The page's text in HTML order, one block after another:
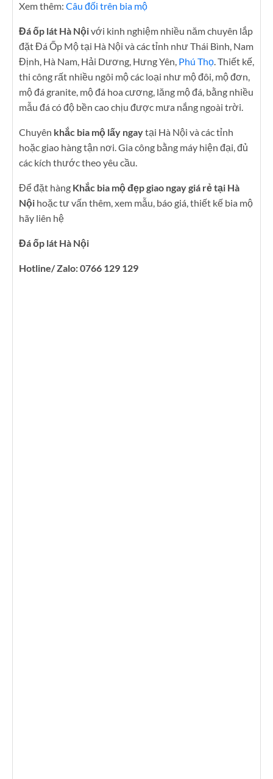
Xem thêm: Câu đối trên bia mộ
Đá ốp lát Hà Nộivới kinh nghiệm nhiều năm chuyên lắp
đặt Đá Ốp Mộ tại Hà Nội và các tỉnh như Thái Bình, Nam
Định, Hà Nam, Hải Dương, Hưng Yên, Phú Thọ. Thiết kế,
thi công rất nhiều ngôi mộ các loại như mộ đôi, mộ đơn,
mộ đá granite, mộ đá hoa cương, lăng mộ đá, bằng nhiều
mẫu đá có độ bền cao chịu được mưa nắng ngoài trời.
Chuyên khắc bia mộ lấy ngaytại Hà Nội và các tỉnh
hoặc giao hàng tận nơi. Gia công bằng máy hiện đại, đủ
các kích thước theo yêu cầu.
Để đặt hàng Khắc bia mộ đẹp giao ngay giá rẻ tại Hà
Nội hoặc tư vấn thêm, xem mẫu, báo giá, thiết kế bia mộ
hãy liên hệ
Đá ốp lát Hà Nội
Hotline/ Zalo: 0766 129 129